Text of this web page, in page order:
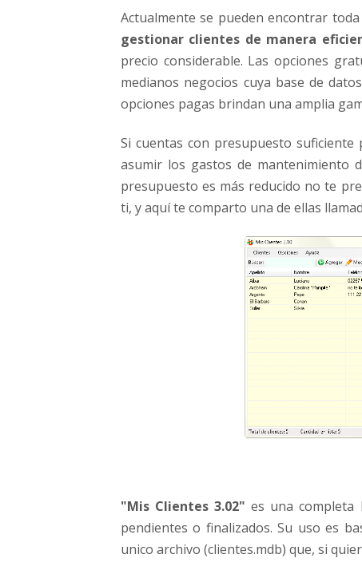
N
e
g
o
c
i
Actualmente se pueden encontrar
gestionar clientes de manera
precio considerable. Las opciones
medianos negocios cuya base de
opciones pagas brindan una amplia
Si cuentas con presupuesto
asumir los gastos de mantenimiento
presupuesto es más reducido no te
ti, y aquí te comparto una de ellas
"Mis Clientes 3.02" es una completa
pendientes o finalizados. Su uso es
unico archivo (clientes.mdb) que, si